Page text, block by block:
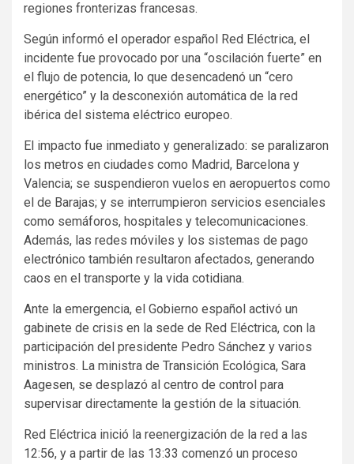
regiones fronterizas francesas.
Según informó el operador español Red Eléctrica, el
incidente fue provocado por una “oscilación fuerte” en
el flujo de potencia, lo que desencadenó un “cero
energético” y la desconexión automática de la red
ibérica del sistema eléctrico europeo.
El impacto fue inmediato y generalizado: se paralizaron
los metros en ciudades como Madrid, Barcelona y
Valencia; se suspendieron vuelos en aeropuertos como
el de Barajas; y se interrumpieron servicios esenciales
como semáforos, hospitales y telecomunicaciones.
Además, las redes móviles y los sistemas de pago
electrónico también resultaron afectados, generando
caos en el transporte y la vida cotidiana.
Ante la emergencia, el Gobierno español activó un
gabinete de crisis en la sede de Red Eléctrica, con la
participación del presidente Pedro Sánchez y varios
ministros. La ministra de Transición Ecológica, Sara
Aagesen, se desplazó al centro de control para
supervisar directamente la gestión de la situación.
Red Eléctrica inició la reenergización de la red a las
12:56, y a partir de las 13:33 comenzó un proceso